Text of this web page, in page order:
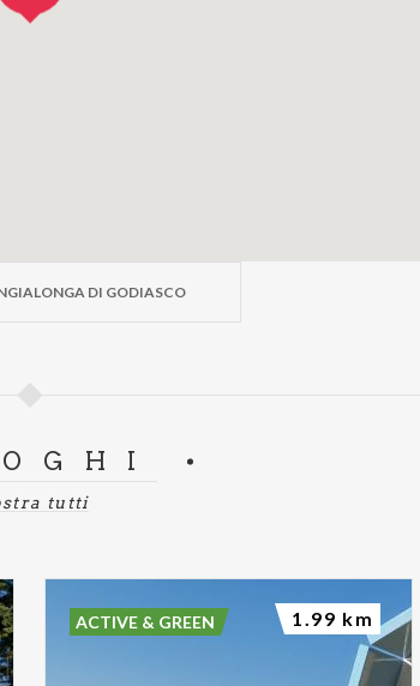
DI GODIASCO
tutti
ACTIVE & GREEN 1.99 km